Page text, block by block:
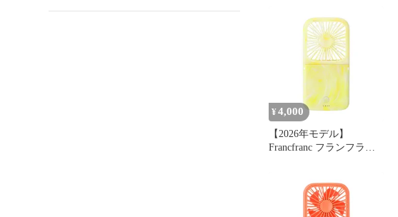
レザー円形 O型 Sサイズ
38CM DELICA D2アクセ
サリーA260514
¥ 4,000
【2026年モデル】
Francfranc フランフラン
エロー 携帯扇風機 風量5
段階調整 二つ折り可能